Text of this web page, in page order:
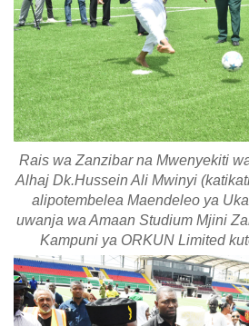
Rais wa Zanzibar na Mwenyekiti
Alhaj Dk.Hussein Ali Mwinyi
alipotembelea Maendeleo ya
uwanja wa Amaan Studium Mjini
Kampuni ya ORKUN Limited